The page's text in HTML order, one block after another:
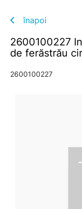
înapoi
2600100227
de ferăstrău
2600100227